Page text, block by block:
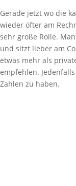
Gerade jetzt wo die
wieder öfter am
sehr große Rolle.
und sitzt lieber am
etwas mehr als
empfehlen.
Zahlen zu haben.